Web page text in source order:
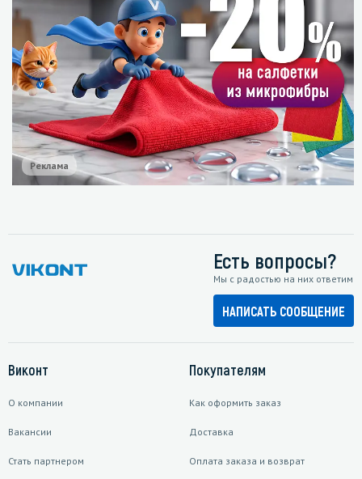
Реклама
Есть вопросы?
Мы с радостью на них ответим
НАПИСАТЬ СООБЩЕНИЕ
Виконт
О компании
Вакансии
Стать партнером
Покупателям
Как оформить заказ
Доставка
Оплата заказа и возврат